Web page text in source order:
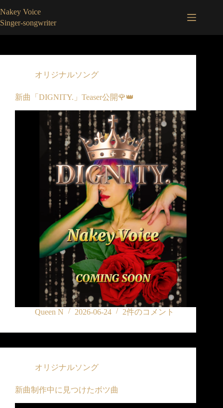
ン
テ
ン
へ
Nakey Voice
Singer-songwriter
オリジナルソング
新曲「DIGNITY.」Teaser公開🌹👑
Queen N 2026-06-24 2件のコメント
オリジナルソング
新曲制作中に見つけたボツ曲